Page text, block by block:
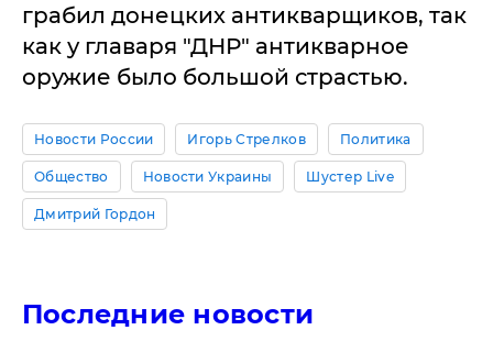
грабил донецких антикварщиков, так
как у главаря "ДНР" антикварное
оружие было большой страстью.
Новости России Игорь Стрелков Политика
Общество Новости Украины Шустер Live
Дмитрий Гордон
Последние новости